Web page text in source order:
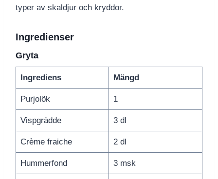
typer av skaldjur och kryddor.
Ingredienser
Gryta
Ingrediens Mängd
Purjolök 1
Vispgrädde 3 dl
Crème fraiche 2 dl
Hummerfond 3 msk